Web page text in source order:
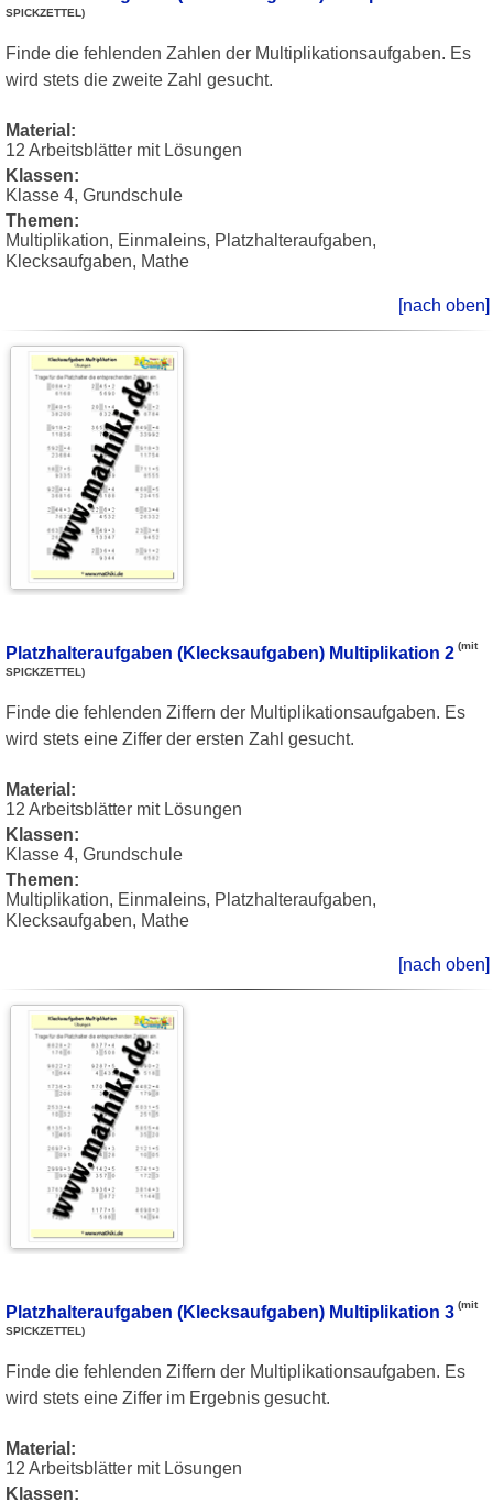
SPICKZETTEL)
Finde die fehlenden Zahlen der Multiplikationsaufgaben. Es
wird stets die zweite Zahl gesucht.
Material:
12 Arbeitsblätter mit Lösungen
Klassen:
Klasse 4, Grundschule
Themen:
Multiplikation, Einmaleins, Platzhalteraufgaben,
Klecksaufgaben, Mathe
[nach oben]
Platzhalteraufgaben (Klecksaufgaben) Multiplikation 2 (mit
SPICKZETTEL)
Finde die fehlenden Ziffern der Multiplikationsaufgaben. Es
wird stets eine Ziffer der ersten Zahl gesucht.
Material:
12 Arbeitsblätter mit Lösungen
Klassen:
Klasse 4, Grundschule
Themen:
Multiplikation, Einmaleins, Platzhalteraufgaben,
Klecksaufgaben, Mathe
[nach oben]
Platzhalteraufgaben (Klecksaufgaben) Multiplikation 3 (mit
SPICKZETTEL)
Finde die fehlenden Ziffern der Multiplikationsaufgaben. Es
wird stets eine Ziffer im Ergebnis gesucht.
Material:
12 Arbeitsblätter mit Lösungen
Klassen: